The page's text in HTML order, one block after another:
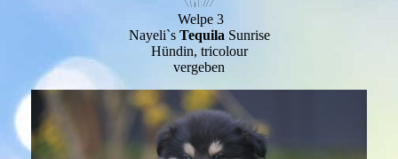
Welpe 3
Nayeli`s Tequila Sunrise
Hündin, tricolour
vergeben